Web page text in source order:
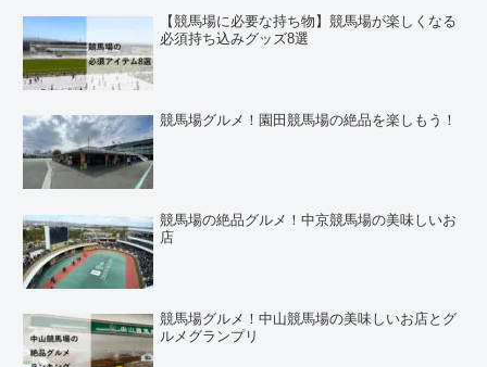
【競馬場に必要な持ち物】競馬場が楽しくなる
必須持ち込みグッズ8選
競馬場グルメ！園田競馬場の絶品を楽しもう！
競馬場の絶品グルメ！中京競馬場の美味しいお
店
競馬場グルメ！中山競馬場の美味しいお店とグ
ルメグランプリ